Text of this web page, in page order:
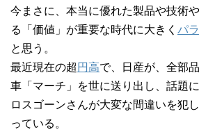
今まさに、本当に優れた製品や技術
る「価値」が重要な時代に大きく パ
と思う。
最近現在の超 円高で、日産が、全部
車「マーチ」を世に送り出し、話題
ロスゴーンさんが大変な間違いを犯
っている。